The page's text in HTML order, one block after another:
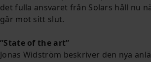
det fulla ansvaret från Solars håll nu
går mot sitt slut.
”State of the art”
Jonas Widström beskriver den nya